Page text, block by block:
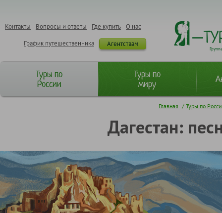
О нас
Где купить
Вопросы и ответы
Контакты
Агентствам
График путешественника
Туры по
России
Туры по
миру
Главная / Туры по
Дагестан: